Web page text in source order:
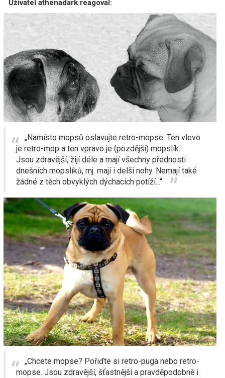
Uživatel athenadark reagoval:
„Namísto mopsů oslavujte retro-mopse. Ten vlevo
je retro-mop a ten vpravo je (pozdější) mopslík.
Jsou zdravější, žijí déle a mají všechny přednosti
dnešních mopslíků, mj. mají i delší nohy. Nemají také
žádné z těch obvyklých dýchacích potíží...“
„Chcete mopse? Pořiďte si retro-puga nebo retro-
mopse. Jsou zdravější, šťastnější a pravděpodobně i